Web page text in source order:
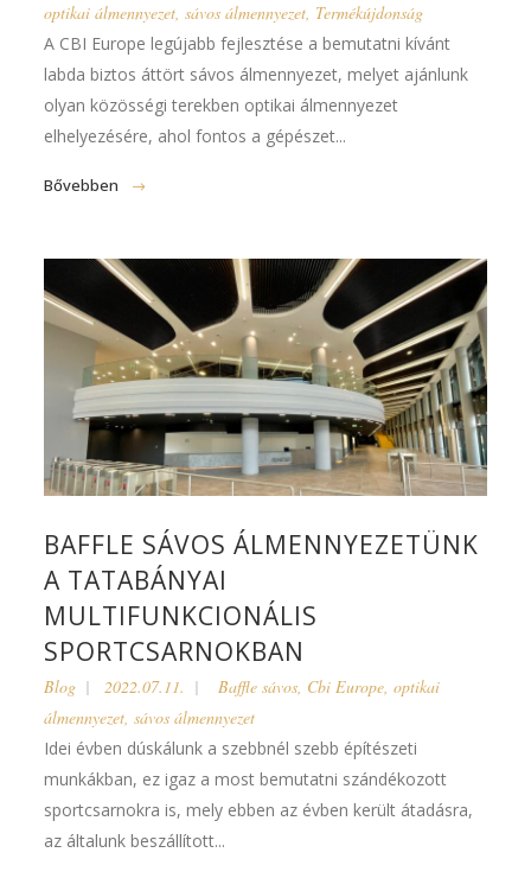
optikai álmennyezet,sávos álmennyezet, Termékújdonság
A CBI Europe legújabb fejlesztése a bemutatni kívánt
labda biztos áttört sávos álmennyezet, melyet ajánlunk
olyan közösségi terekben optikai álmennyezet
elhelyezésére, ahol fontos a gépészet...
Bővebben
BAFFLE SÁVOS ÁLMENNYEZETÜNK
A TATABÁNYAI
MULTIFUNKCIONÁLIS
SPORTCSARNOKBAN
Blog 2022.07.11. Baffle sávos, Cbi Europe,optikai
álmennyezet,sávos álmennyezet
Idei évben dúskálunk a szebbnél szebb építészeti
munkákban, ez igaz a most bemutatni szándékozott
sportcsarnokra is, mely ebben az évben került átadásra,
az általunk beszállított...